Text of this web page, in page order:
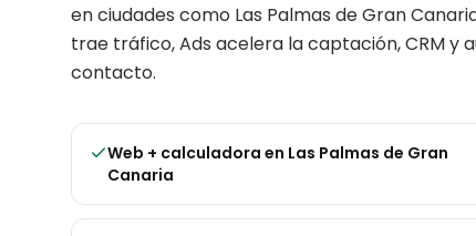
en ciudades como Las Palmas de Gran
trae tráfico, Ads acelera la captación, CRM y
contacto.
Web + calculadora en Las Palmas de Gran
Canaria